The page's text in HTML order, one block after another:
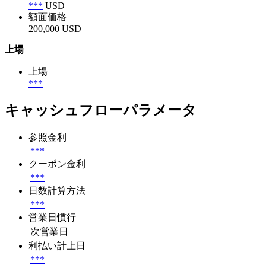
*** USD
額面価格
200,000 USD
上場
上場
***
キャッシュフローパラメータ
参照金利
***
クーポン金利
***
日数計算方法
***
営業日慣行
次営業日
利払い計上日
***